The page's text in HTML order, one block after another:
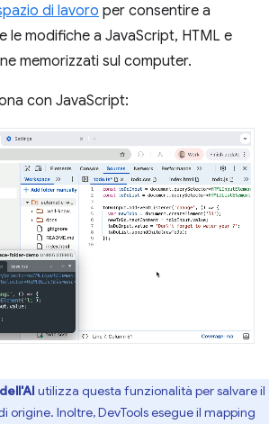
di lavoro per consentire a
le modifiche a JavaScript, HTML e
memorizzati sul computer.
con JavaScript:
utilizza questa funzionalità per salvare il
origine. Inoltre, DevTools esegue il mapping